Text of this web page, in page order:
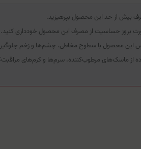
بیش از حد این محصول بپرهیزید.
بروز حساسیت از مصرف این محصول خودداری کنید.
این محصول با سطوح مخاطی، چشم‌ها و زخم
از ماسک‌های مرطوب‌کننده، سرم‌ها و کرم‌های